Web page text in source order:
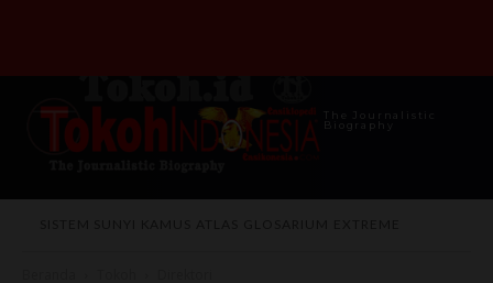
The Journalistic
Biography